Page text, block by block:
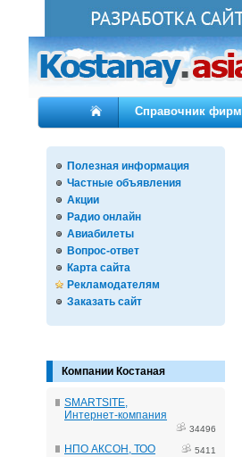
Справочник фирм
Полезная информация
Частные объявления
Акции
Радио онлайн
Авиабилеты
Вопрос-ответ
Карта сайта
Рекламодателям
Заказать сайт
Компании Костаная
SMARTSITE,
Интернет-компания
34496
НПО АКСОН, ТОО 5411